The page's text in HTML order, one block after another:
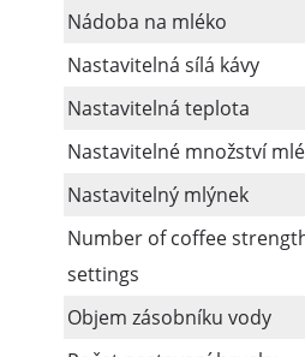
Nádoba na mléko
Nastavitelná sílá kávy
Nastavitelná teplota
Nastavitelné množství
Nastavitelný mlýnek
Number of coffee
settings
Objem zásobníku vody